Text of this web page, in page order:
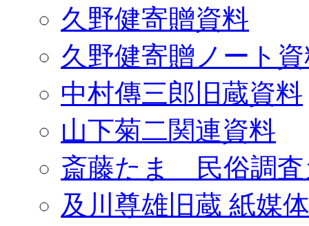
久野健寄贈資料
久野健寄贈ノート
中村傳三郎旧蔵資料
山下菊二関連資料
斎藤たま 民俗調査
及川尊雄旧蔵 紙媒